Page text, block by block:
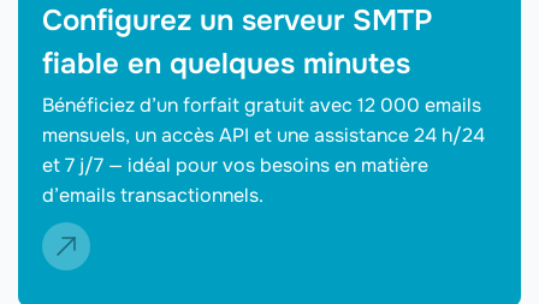
Configurez un serveur SMTP
fiable en quelques minutes
Bénéficiez d’un forfait gratuit avec 12 000 emails
mensuels, un accès API et une assistance 24 h/24
et 7 j/7 — idéal pour vos besoins en matière
d’emails transactionnels.